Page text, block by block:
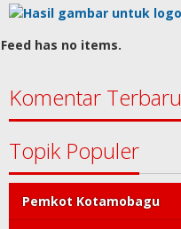
Feed has no items.
Komentar Terbaru
Topik Populer
Pemkot Kotamobagu